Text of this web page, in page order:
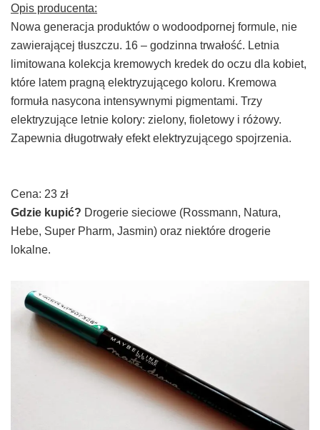
Opis producenta:
Nowa generacja produktów o wodoodpornej formule, nie
zawierającej tłuszczu. 16 – godzinna trwałość. Letnia
limitowana kolekcja kremowych kredek do oczu dla kobiet,
które latem pragną elektryzującego koloru. Kremowa
formuła nasycona intensywnymi pigmentami. Trzy
elektryzujące letnie kolory: zielony, fioletowy i różowy.
Zapewnia długotrwały efekt elektryzującego spojrzenia.
Cena: 23 zł
Gdzie kupić? Drogerie sieciowe (Rossmann, Natura,
Hebe, Super Pharm, Jasmin) oraz niektóre drogerie
lokalne.